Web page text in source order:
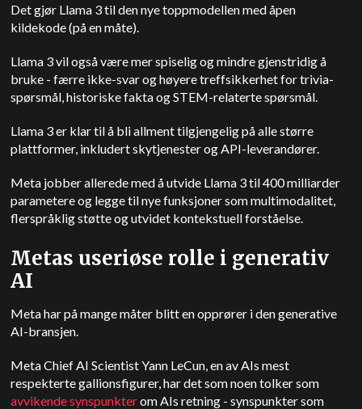
Det gjør Llama 3 til den nye toppmodellen med åpen
kildekode (på en måte).
Llama 3 vil også være mer spiselig og mindre gjenstridig å
bruke - færre ikke-svar og høyere treffsikkerhet for trivia-
spørsmål, historiske fakta og STEM-relaterte spørsmål.
Llama 3 er klar til å bli allment tilgjengelig på alle større
plattformer, inkludert skytjenester og API-leverandører.
Meta jobber allerede med å utvide Llama 3 til 400 milliarder
parametere og legge til nye funksjoner som multimodalitet,
flerspråklig støtte og utvidet kontekstuell forståelse.
Metas useriøse rolle i generativ
AI
Meta har på mange måter blitt en opprører i den generative
AI-bransjen.
Meta Chief AI Scientist Yann LeCun, en av AIs mest
respekterte gallionsfigurer, har det som noen tolker som
avvikende synspunkterom AIs retning - synspunkter som